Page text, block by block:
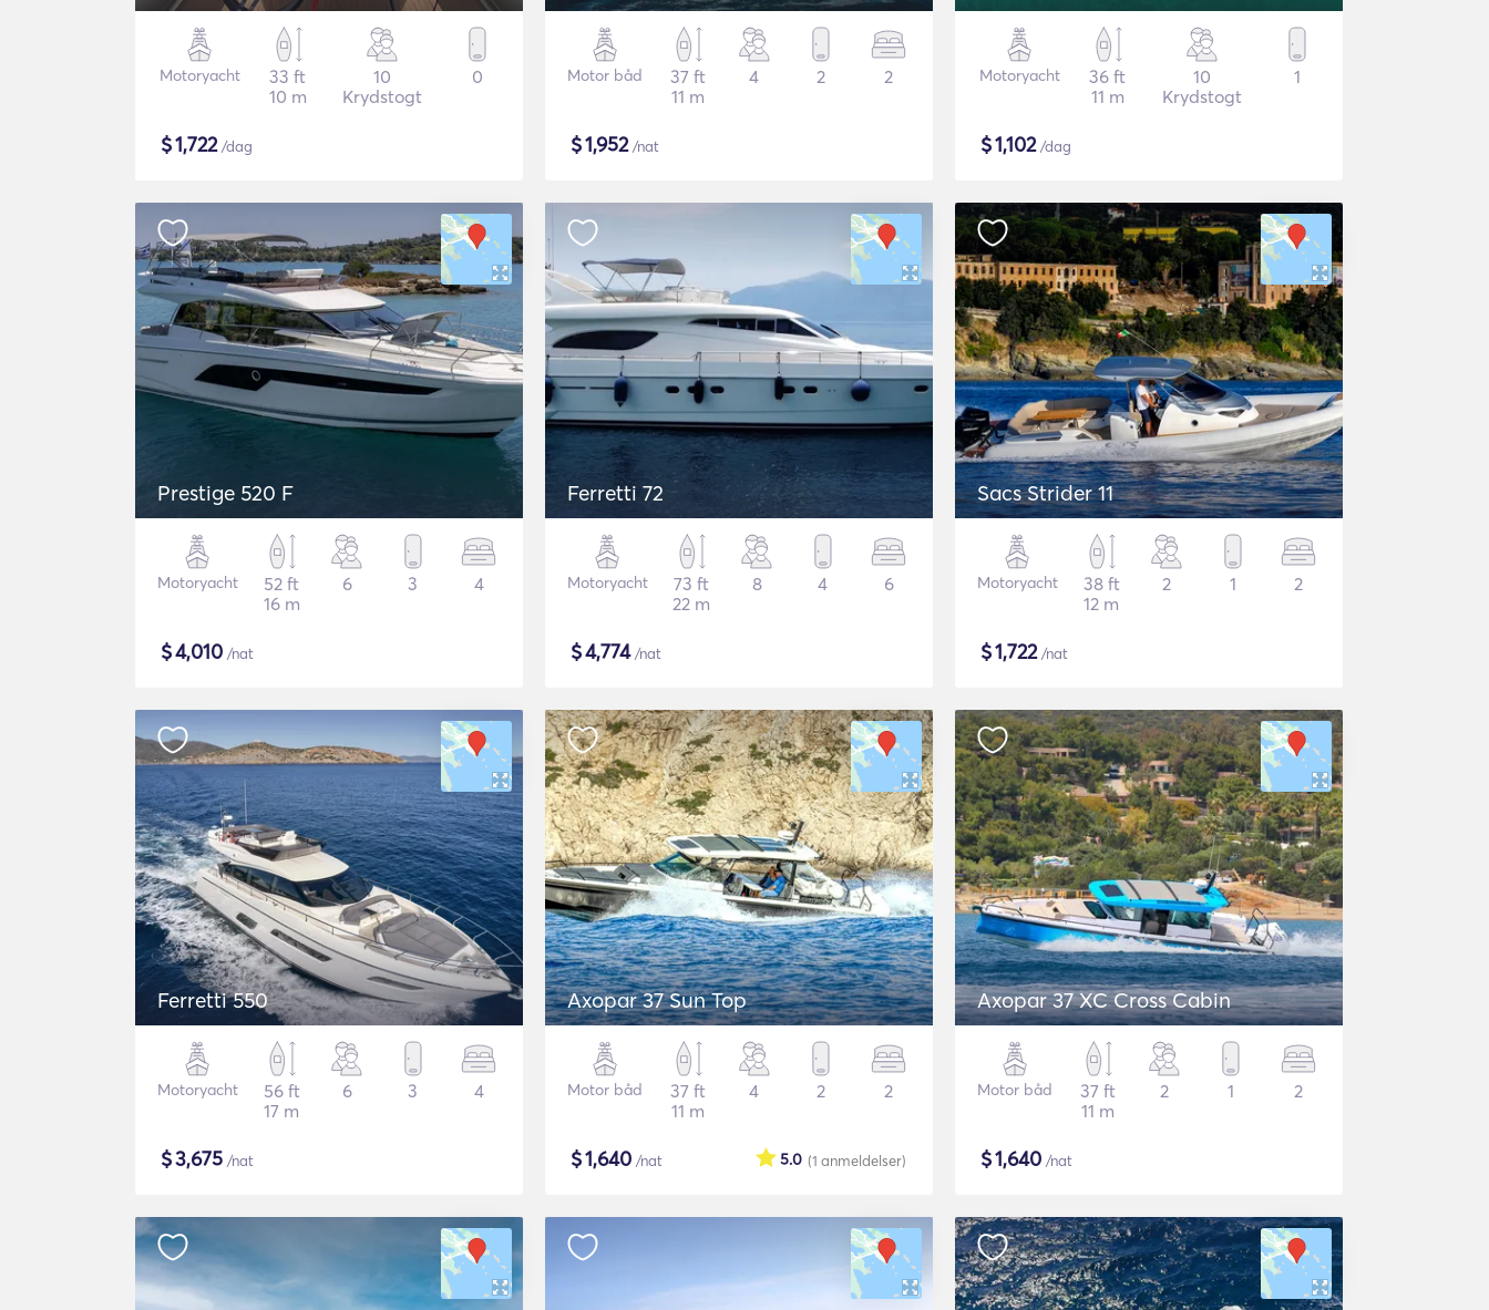
Motoryacht
33 ft
10 m
10
Krydstogt
0
$1,722/dag
Motor båd
37 ft
11 m
4 2 2
$1,952/nat
Motoryacht
36 ft
11 m
10
Krydstogt
1
$1,102/dag
Prestige 520 F
Motoryacht
52 ft
16 m
6 3 4
$4,010 /nat
Ferretti 72
Motoryacht
73 ft
22 m
8 4 6
$4,774/nat
Sacs Strider 11
Motoryacht
38 ft
12 m
2 1 2
$1,722/nat
Ferretti 550
Motoryacht
56 ft
17 m
6 3 4
$3,675 /nat
Axopar 37 Sun Top
Motor båd
37 ft
11 m
4 2 2
$1,640 /nat (1 anmeldelser)
5.0
Axopar 37 XC Cross Cabin
Motor båd
37 ft
11 m
2 1 2
$1,640 /nat